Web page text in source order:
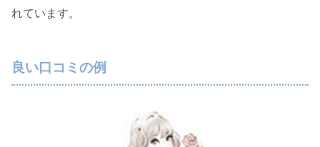
れています。
良い口コミの例